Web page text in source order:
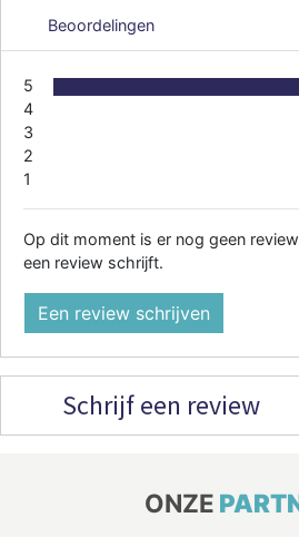
Beoordelingen
5
4
3
2
1
Op dit moment is er nog geen
een review schrijft.
Een review schrijven
Schrijf een review
ONZE